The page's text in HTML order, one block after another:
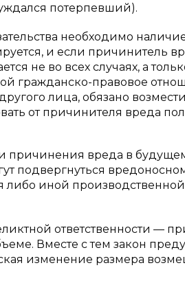
потерпевший).
необходимо
и если причинитель
не во всех случаях, а
гражданско-правовое
лица, обязано
от причинителя вреда
причинения вреда в
подвергнуться
иной производственной
ответственности —
Вместе с тем закон
изменение размера